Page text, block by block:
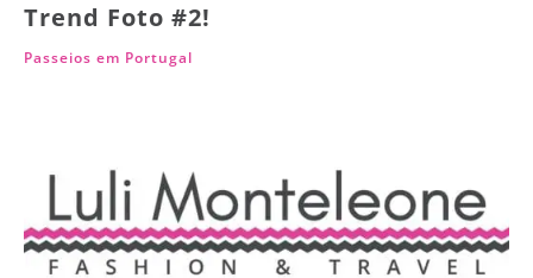
Trend Foto #2!
Passeios em Portugal